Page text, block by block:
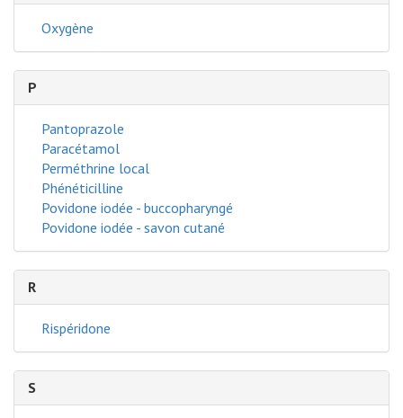
Oxygène
P
Pantoprazole
Paracétamol
Perméthrine local
Phénéticilline
Povidone iodée - buccopharyngé
Povidone iodée - savon cutané
R
Rispéridone
S